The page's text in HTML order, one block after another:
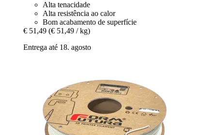
Alta tenacidade
Alta resistência ao calor
Bom acabamento de superfície
€ 51,49 (€ 51,49 / kg)
Entrega até 18. agosto